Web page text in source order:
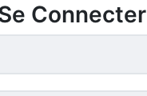
Connecter